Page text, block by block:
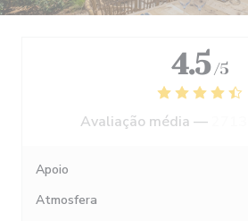
4.5 /5
Avaliação média —
Apoio
Atmosfera